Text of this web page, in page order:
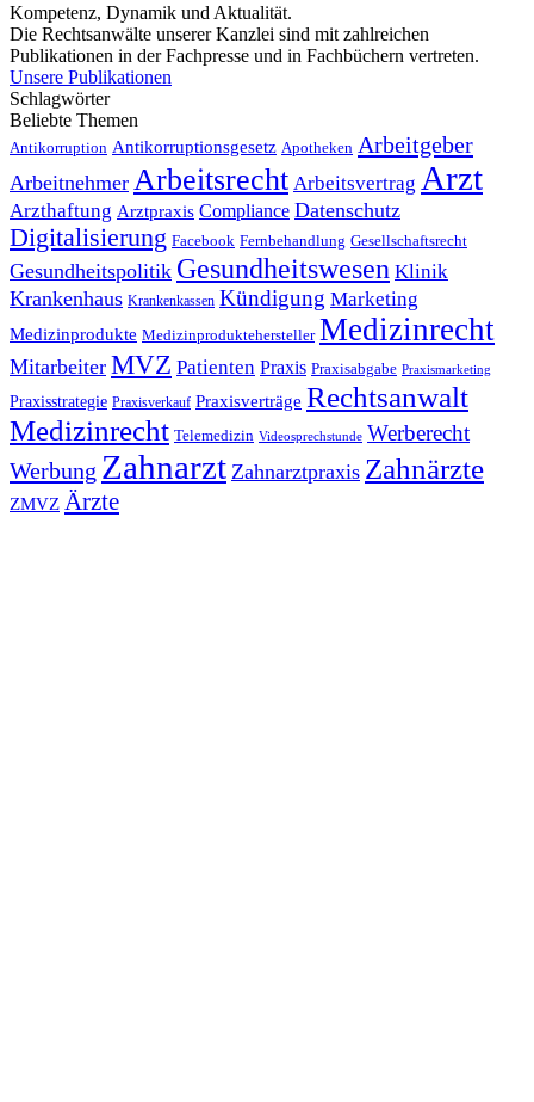
Kompetenz, Dynamik und Aktualität.
Die Rechtsanwälte unserer Kanzlei sind mit zahlreichen
Publikationen in der Fachpresse und in Fachbüchern vertreten.
Unsere Publikationen
Schlagwörter
Beliebte Themen
Antikorruption Antikorruptionsgesetz Apotheken Arbeitgeber
Arbeitnehmer Arbeitsrecht Arbeitsvertrag Arzt
Arzthaftung Arztpraxis Compliance Datenschutz
Digitalisierung Facebook Fernbehandlung Gesellschaftsrecht
Gesundheitspolitik Gesundheitswesen Klinik
Krankenhaus Krankenkassen Kündigung Marketing
Medizinprodukte Medizinproduktehersteller Medizinrecht
Mitarbeiter MVZ Patienten Praxis Praxisabgabe Praxismarketing
Praxisstrategie Praxisverkauf Praxisverträge Rechtsanwalt
Medizinrecht Telemedizin Videosprechstunde Werberecht
Werbung Zahnarzt Zahnarztpraxis Zahnärzte
ZMVZ Ärzte